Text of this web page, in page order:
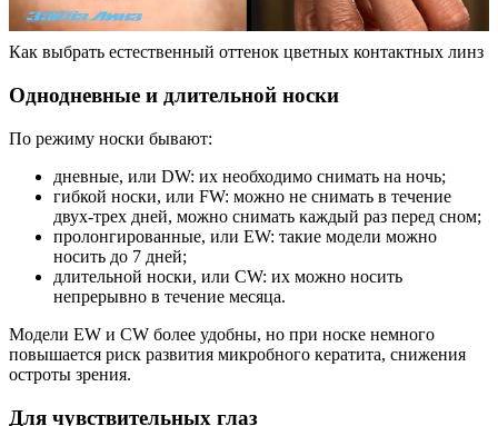
Как выбрать естественный оттенок цветных контактных линз
Однодневные и длительной носки
По режиму носки бывают:
дневные, или DW: их необходимо снимать на ночь;
гибкой носки, или FW: можно не снимать в течение
двух-трех дней, можно снимать каждый раз перед сном;
пролонгированные, или EW: такие модели можно
носить до 7 дней;
длительной носки, или CW: их можно носить
непрерывно в течение месяца.
Модели EW и CW более удобны, но при носке немного
повышается риск развития микробного кератита, снижения
остроты зрения.
Для чувствительных глаз